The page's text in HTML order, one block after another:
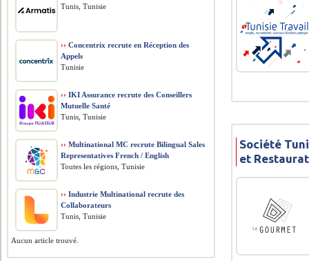
Société
et
Tunis, Tunisie
›› Concentrix recrute en Réception des
Appels
Tunisie
›› IKI Assurance recrute des Conseillers
Mutuelle Santé
Tunis, Tunisie
›› Multinational MC recrute Bilingual Sales
Representatives French / English
Toutes les régions, Tunisie
›› Industrie Multinational recrute des
Collaborateurs
Tunis, Tunisie
Aucun article trouvé.